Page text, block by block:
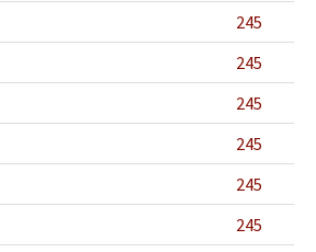
245
245
245
245
245
245